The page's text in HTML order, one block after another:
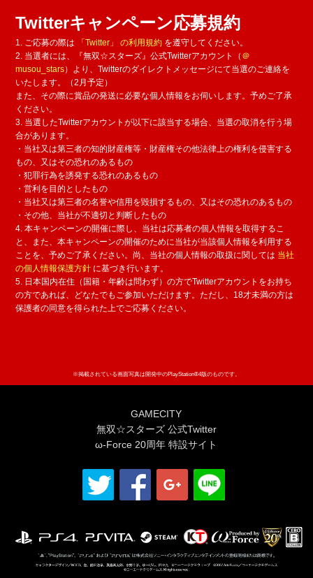
Twitterキャンペーン応募規約
1. ご応募の際は 「Twitter」 の利用規約 を遵守してください。
2. 当選者には、『無双☆スターズ』公式Twitterアカウント（ ＠
musou_stars）より、Twitterのダイレクトメッセージにて当選のご連絡を
いたします。（2月予定）
また、その際に賞品の発送に必要な個人情報をお伺いします。予めご了承
ください。
3. 当選したTwitterアカウントが以下に該当する場合、当選の取消を行う場
合があります。
・当社又は第三者の知的財産権等・財産権その他法律上の権利を侵害する
もの、又はその恐れのあるもの
・犯罪行為を誘発する恐れのあるもの
・営利を目的としたもの
・当社又は第三者の名誉や信用を毀損するもの、又はその恐れのあるもの
・その他、当社が不適切と判断したもの
4. 本キャンペーンの開催に際し、当社は応募者の個人情報を取得するこ
と、また、本キャンペーンの開催のために当社が当該個人情報を利用する
ことを、予めご了承ください。尚、当社の個人情報の取扱に関しては 当社
の個人情報保護方針 に基づき行います。
5. 日本国内在住（国籍・年齢は問わず）の方でTwitterアカウントをお持ち
の方であれば、どなたでもご参加いただけます。ただし、18才未満の方は
保護者の同意を得られた上でご応募ください。
※掲載されている画面写真は開発中のPlayStation®4版のものです。
GAMECITY
無双☆スターズ 公式Twitter
ω-Force 20周年 特設サイト